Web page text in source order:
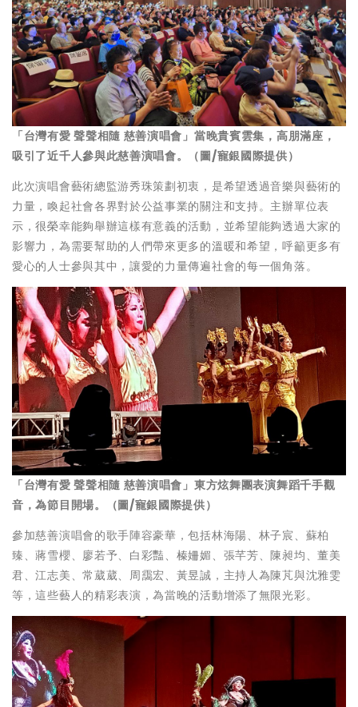
「台灣有愛 聲聲相隨 慈善演唱會」當晚貴賓雲集，高朋滿座，
吸引了近千人參與此慈善演唱會。（圖/寵銀國際提供）
此次演唱會藝術總監游秀珠策劃初衷，是希望透過音樂與藝術的
力量，喚起社會各界對於公益事業的關注和支持。主辦單位表
示，很榮幸能夠舉辦這樣有意義的活動，並希望能夠透過大家的
影響力，為需要幫助的人們帶來更多的溫暖和希望，呼籲更多有
愛心的人士參與其中，讓愛的力量傳遍社會的每一個角落。
「台灣有愛 聲聲相隨 慈善演唱會」東方炫舞團表演舞蹈千手觀
音，為節目開場。（圖/寵銀國際提供）
參加慈善演唱會的歌手陣容豪華，包括林海陽、林子宸、蘇柏
臻、蔣雪櫻、廖若予、白彩豔、榛姍媚、張芊芳、陳昶均、董美
君、江志美、常葳葳、周靄宏、黃昱誠，主持人為陳芃與沈雅雯
等，這些藝人的精彩表演，為當晚的活動增添了無限光彩。